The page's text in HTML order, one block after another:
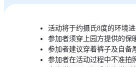
活动将于约摄氏8度的环境进
参加者须穿上园方提供的保
参加者建议穿着裤子及自备
参加者在活动过程中不准拍